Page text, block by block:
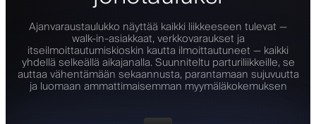
Ajanvaraustaulukko näyttää kaikki liikkeeseen tulevat —
walk-in-asiakkaat, verkkovaraukset ja
itseilmoittautumiskioskin kautta ilmoittautuneet — kaikki
yhdellä selkeällä aikajanalla. Suunniteltu parturiliikkeille, se
auttaa vähentämään sekaannusta, parantamaan sujuvuutta
ja luomaan ammattimaisemman myymäläkokemuksen